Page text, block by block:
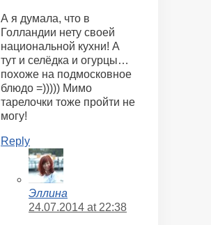
А я думала, что в
Голландии нету своей
национальной кухни! А
тут и селёдка и огурцы…
похоже на подмосковное
блюдо =))))) Мимо
тарелочки тоже пройти не
могу!
Reply
Эллина
24.07.2014 at 22:38